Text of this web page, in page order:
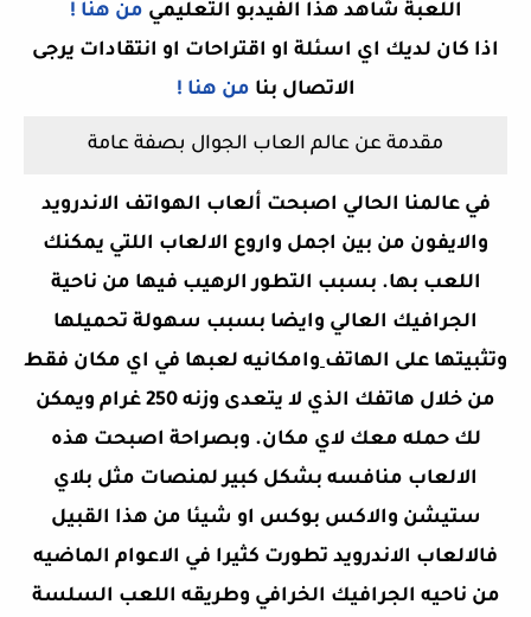
اللعبة شاهد هذا الفيدبو التعليمي من هنا !
اذا كان لديك اي اسئلة او اقتراحات او انتقادات يرجى
الاتصال بنا من هنا !
مقدمة عن عالم العاب الجوال بصفة عامة
في عالمنا الحالي اصبحت ألعاب الهواتف الاندرويد
والايفون من بين اجمل واروع الالعاب اللتي يمكنك
اللعب بها. بسبب التطور الرهيب فيها من ناحية
الجرافيك العالي وايضا بسبب سهولة تحميلها
وتثبيتها على الهاتف وامكانيه لعبها في اي مكان فقط
من خلال هاتفك الذي لا يتعدى وزنه 250 غرام ويمكن
لك حمله معك لاي مكان. وبصراحة اصبحت هذه
الالعاب منافسه بشكل كبير لمنصات مثل بلاي
ستيشن والاكس بوكس او شيئا من هذا القبيل
فالالعاب الاندرويد تطورت كثيرا في الاعوام الماضيه
من ناحيه الجرافيك الخرافي وطريقه اللعب السلسة